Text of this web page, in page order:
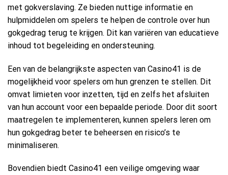
met gokverslaving. Ze bieden nuttige informatie en
hulpmiddelen om spelers te helpen de controle over hun
gokgedrag terug te krijgen. Dit kan variëren van educatieve
inhoud tot begeleiding en ondersteuning.
Een van de belangrijkste aspecten van Casino41 is de
mogelijkheid voor spelers om hun grenzen te stellen. Dit
omvat limieten voor inzetten, tijd en zelfs het afsluiten
van hun account voor een bepaalde periode. Door dit soort
maatregelen te implementeren, kunnen spelers leren om
hun gokgedrag beter te beheersen en risico’s te
minimaliseren.
Bovendien biedt Casino41 een veilige omgeving waar